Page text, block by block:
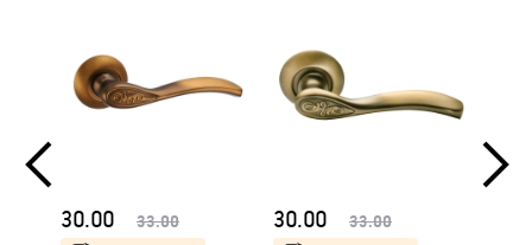
30.00 33.00 30.00 33.00